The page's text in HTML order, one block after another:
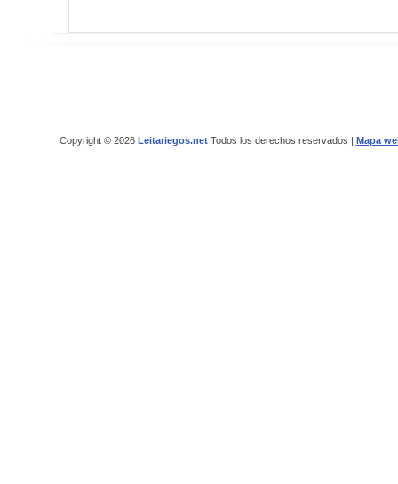
Copyright © 2026 Leitariegos.netTodos los derechos reservados | Mapa